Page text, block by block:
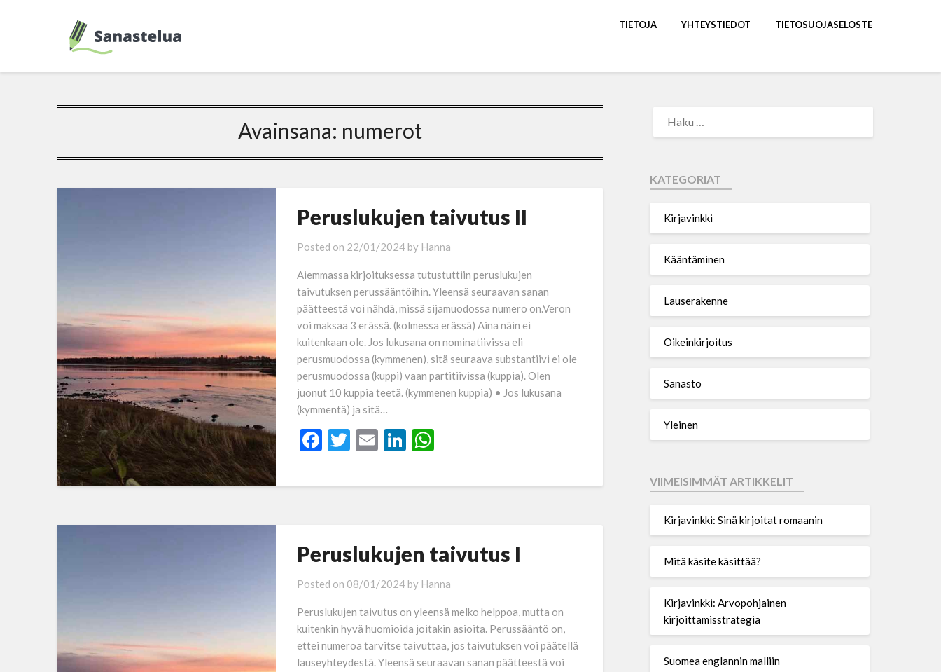
TIETOJA YHTEYSTIEDOT TIETOSUOJASELOSTE
Avainsana: numerot
Peruslukujen taivutus II
Posted on 22/01/2024by Hanna
Aiemmassa kirjoituksessa tutustuttiin peruslukujen
taivutuksen perussääntöihin. Yleensä seuraavan sanan
päätteestä voi nähdä, missä sijamuodossa numero on.Veron
voi maksaa 3 erässä. (kolmessa erässä) Aina näin ei
kuitenkaan ole. Jos lukusana on nominatiivissa eli
perusmuodossa (kymmenen), sitä seuraava substantiivi ei ole
perusmuodossa (kuppi) vaan partitiivissa (kuppia). Olen
juonut 10 kuppia teetä. (kymmenen kuppia) • Jos lukusana
(kymmentä) ja sitä…
Facebook
Twitter
EmailLinkedIn
WhatsApp
Peruslukujen taivutus I
Posted on 08/01/2024by Hanna
Peruslukujen taivutus on yleensä melko helppoa, mutta on
kuitenkin hyvä huomioida joitakin asioita. Perussääntö on,
ettei numeroa tarvitse taivuttaa, jos taivutuksen voi päätellä
lauseyhteydestä. Yleensä seuraavan sanan päätteestä voi
KATEGORIAT
Kirjavinkki
Kääntäminen
Lauserakenne
Oikeinkirjoitus
Sanasto
Yleinen
VIIMEISIMMÄT ARTIKKELIT
Kirjavinkki: Sinä kirjoitat romaanin
Mitä käsite käsittää?
Kirjavinkki: Arvopohjainen
kirjoittamisstrategia
Suomea englannin malliin